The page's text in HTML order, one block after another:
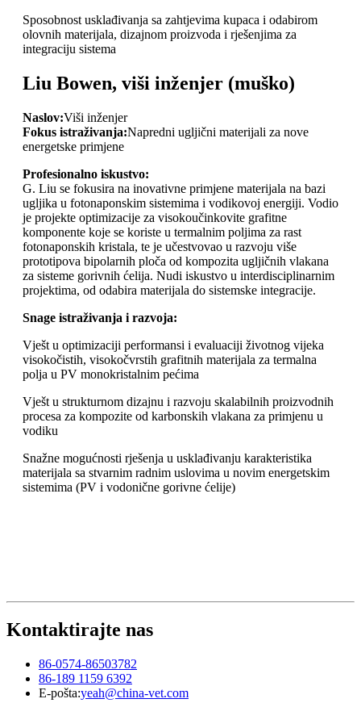
Sposobnost usklađivanja sa zahtjevima kupaca i odabirom
olovnih materijala, dizajnom proizvoda i rješenjima za
integraciju sistema
Liu Bowen, viši inženjer (muško)
Naslov:Viši inženjer
Fokus istraživanja:Napredni ugljični materijali za nove
energetske primjene
Profesionalno iskustvo:
G. Liu se fokusira na inovativne primjene materijala na bazi
ugljika u fotonaponskim sistemima i vodikovoj energiji. Vodio
je projekte optimizacije za visokoučinkovite grafitne
komponente koje se koriste u termalnim poljima za rast
fotonaponskih kristala, te je učestvovao u razvoju više
prototipova bipolarnih ploča od kompozita ugljičnih vlakana
za sisteme gorivnih ćelija. Nudi iskustvo u interdisciplinarnim
projektima, od odabira materijala do sistemske integracije.
Snage istraživanja i razvoja:
Vješt u optimizaciji performansi i evaluaciji životnog vijeka
visokočistih, visokočvrstih grafitnih materijala za termalna
polja u PV monokristalnim pećima
Vješt u strukturnom dizajnu i razvoju skalabilnih proizvodnih
procesa za kompozite od karbonskih vlakana za primjenu u
vodiku
Snažne mogućnosti rješenja u usklađivanju karakteristika
materijala sa stvarnim radnim uslovima u novim energetskim
sistemima (PV i vodonične gorivne ćelije)
Kontaktirajte nas
86-0574-86503782
86-189 1159 6392
E-pošta:yeah@china-vet.com